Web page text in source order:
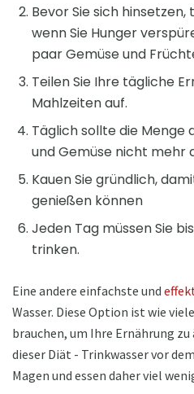
Bevor Sie sich hinsetzen,
wenn Sie Hunger
paar Gemüse und
Teilen Sie Ihre tägliche
Mahlzeiten auf.
Täglich sollte die Menge
und Gemüse nicht mehr
Kauen Sie gründlich,
genießen können
Jeden Tag müssen Sie
trinken.
Eine andere einfachste und
Wasser. Diese Option ist wie
brauchen, um Ihre Ernährung zu
dieser Diät - Trinkwasser vor
Magen und essen daher viel